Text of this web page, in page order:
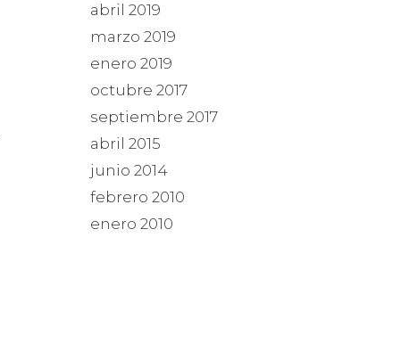
abril 2019
marzo 2019
enero 2019
octubre 2017
septiembre 2017
abril 2015
junio 2014
febrero 2010
enero 2010